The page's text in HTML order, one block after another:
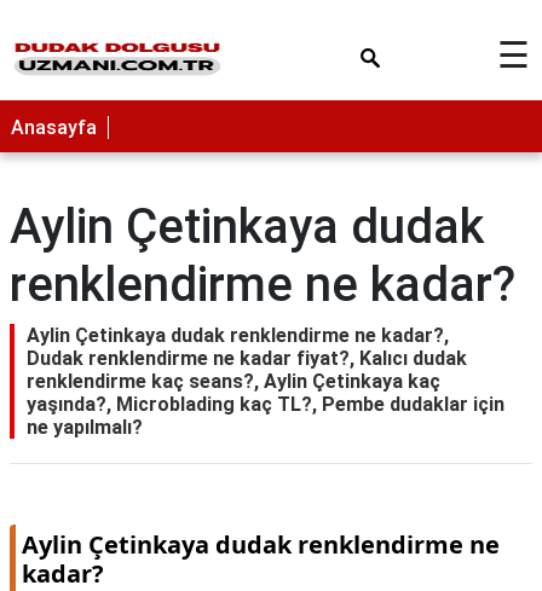
☰
Anasayfa
Aylin Çetinkaya dudak
renklendirme ne kadar?
Aylin Çetinkaya dudak renklendirme ne kadar?,
Dudak renklendirme ne kadar fiyat?, Kalıcı dudak
renklendirme kaç seans?, Aylin Çetinkaya kaç
yaşında?, Microblading kaç TL?, Pembe dudaklar için
ne yapılmalı?
Aylin Çetinkaya dudak renklendirme ne
kadar?